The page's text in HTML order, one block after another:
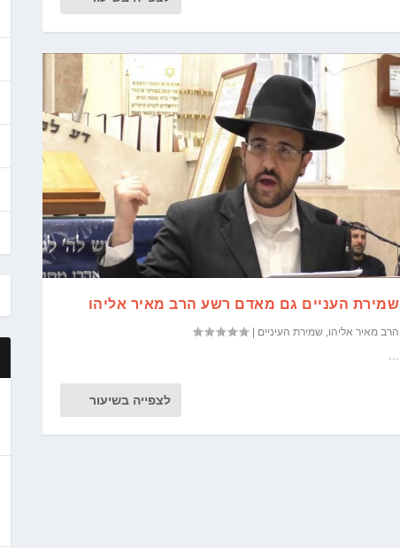
שמירת העניים גם מאדם רשע הרב מאיר אליהו
הרב מאיר אליהו, שמירת העיניים
לצפייה בשיעור